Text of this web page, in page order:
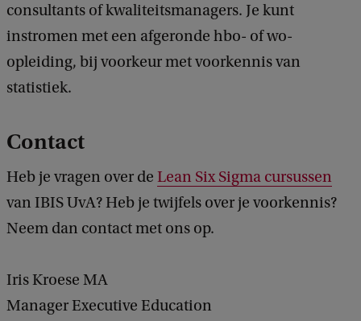
consultants of kwaliteitsmanagers. Je kunt
instromen met een afgeronde hbo- of wo-
opleiding, bij voorkeur met voorkennis van
statistiek.
Contact
Heb je vragen over de Lean Six Sigma cursussen
van IBIS UvA? Heb je twijfels over je voorkennis?
Neem dan contact met ons op.
Iris Kroese MA
Manager Executive Education